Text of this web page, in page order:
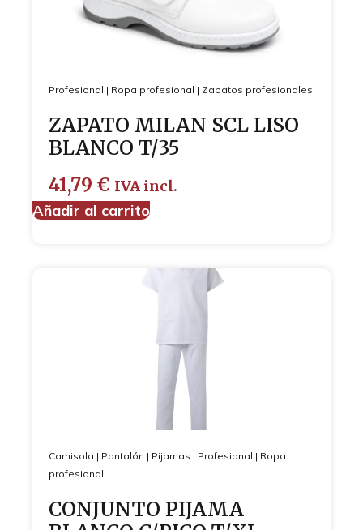
Profesional | Ropa profesional | Zapatos profesionales
ZAPATO MILAN SCL LISO
BLANCO T/35
41,79 € IVA incl.
Añadir al carrito
Camisola | Pantalón | Pijamas | Profesional | Ropa
profesional
CONJUNTO PIJAMA